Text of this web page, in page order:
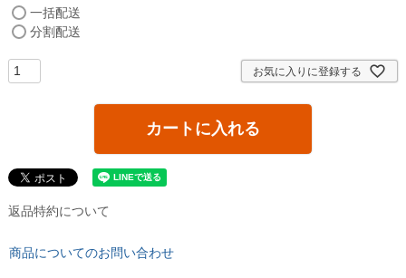
(
必
須
一括配送
分割配送
お気に入りに登録する
カートに入れる
返品特約について
商品についてのお問い合わせ